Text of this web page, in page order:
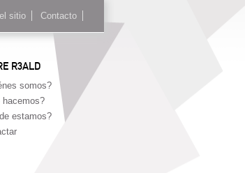
sitio Contacto
R3ALD
somos?
hacemos?
estamos?